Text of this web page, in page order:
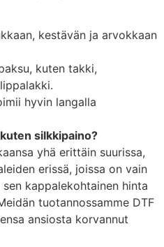
kestävän ja arvokkaan
kuten takki,
hyvin langalla
silkkipaino?
yhä erittäin suurissa,
erissä, joissa on vain
kappalekohtainen hinta
tuotannossamme DTF
ansiosta korvannut